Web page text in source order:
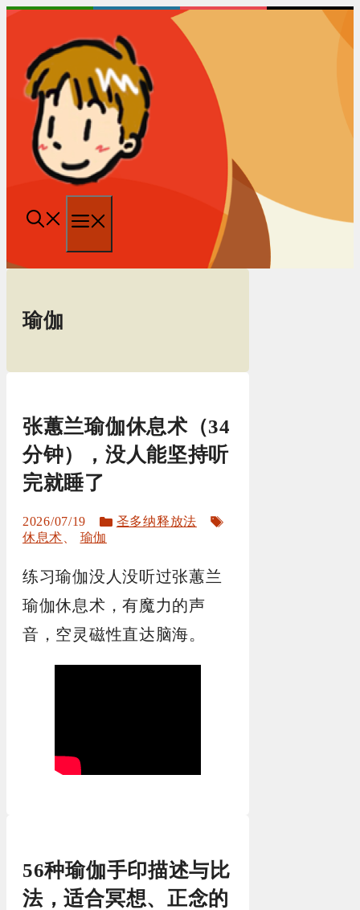
跳
单
瑜伽
张蕙兰瑜伽休息术（34
分钟），没人能坚持听
完就睡了
2026/07/19
分
圣多纳释放法
休息术 瑜伽
练习瑜伽没人没听过张蕙兰
瑜伽休息术，有魔力的声
音，空灵磁性直达脑海。
56种瑜伽手印描述与比
法，适合冥想、正念的